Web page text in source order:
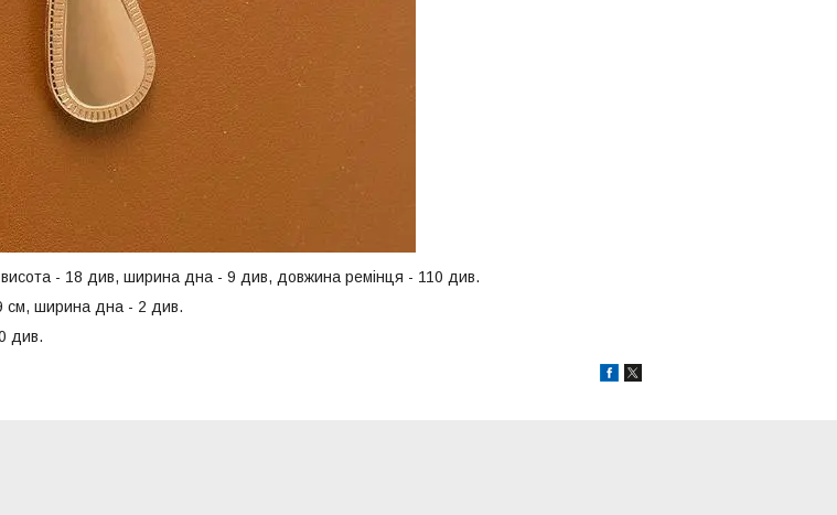
- 18 див, ширина дна - 9 див, довжина ремінця - 110 див.
см, ширина дна - 2 див.
див.